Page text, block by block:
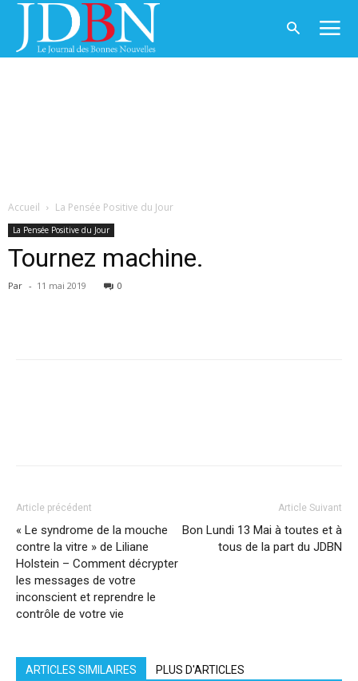
Accueil La Pensée Positive du Jour
La Pensée Positive du Jour
Tournez machine.
Par - 11 mai 2019 0
Article précédent
« Le syndrome de la mouche
contre la vitre » de Liliane
Holstein – Comment décrypter
les messages de votre
inconscient et reprendre le
contrôle de votre vie
Article Suivant
Bon Lundi 13 Mai à toutes et à
tous de la part du JDBN
ARTICLES SIMILAIRES PLUS D'ARTICLES